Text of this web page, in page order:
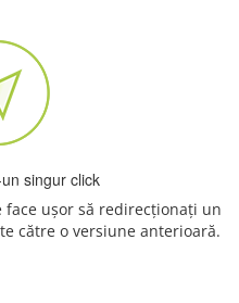
singur click
ușor să redirecționați un
către o versiune anterioară.